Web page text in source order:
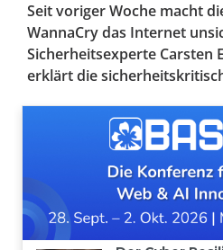
Seit voriger Woche macht
WannaCry das Internet
Sicherheitsexperte Carsten
erklärt die